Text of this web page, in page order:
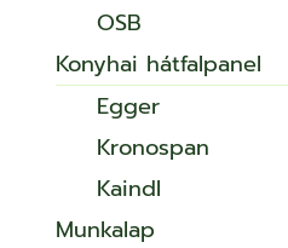
OSB
Konyhai hátfalpanel
Egger
Kronospan
Kaindl
Munkalap